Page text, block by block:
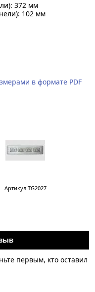
372 мм
102 мм
в формате PDF
Артикул TG2027
первым, кто оставил